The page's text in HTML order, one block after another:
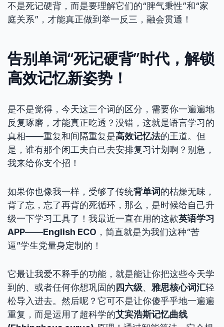
不是死记硬背，而是要理解它们的“脾气秉性”和“家
庭关系”，才能真正做到举一反三，融会贯通！
告别单词“死记硬背”时代，解锁
高效记忆新姿势！
是不是觉得，今天这三个词的区分，需要你一遍遍地
反复琢磨，才能真正吃透？没错，这就是语言学习的
真相——重复和间隔重复是高效记忆法的王道。但
是，谁有那个闲工夫自己去安排复习计划啊？别急，
我来给你支个招！
如果你也像我一样，受够了传统背单词的枯燥无味，
背了忘，忘了再背的死循环，那么，是时候给自己升
级一下学习工具了！我最近一直在用的这款英语学习
APP——English ECO ，简直就是为我们这种“苦
逼”学生党量身定制的！
它最让我爱不释手的功能，就是能让你把这些今天学
到的、或者任何你想巩固的 四六级、 雅思核心词汇轻
松导入进去。然后呢？它可不是让你傻乎乎地一遍遍
重复，而是运用了超科学的艾宾浩斯记忆曲线